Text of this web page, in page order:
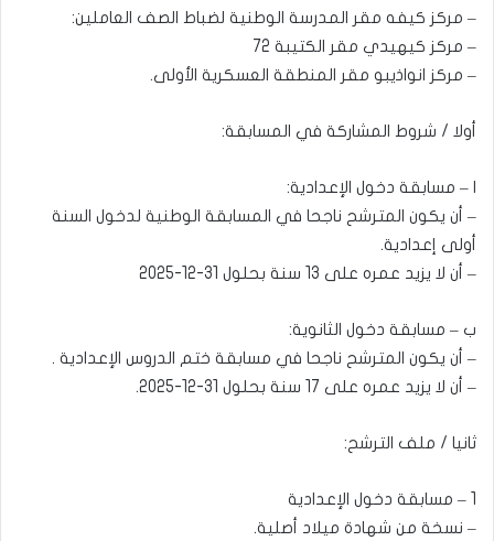
– مركز كيفه مقر المدرسة الوطنية لضباط الصف العاملين:
– مركز كيهيدي مقر الكتيبة 72
– مركز انواذيبو مقر المنطقة العسكرية الأولى.
أولا / شروط المشاركة في المسابقة:
ا – مسابقة دخول الإعدادية:
– أن يكون المترشح ناجحا في المسابقة الوطنية لدخول السنة
أولى إعدادية.
– أن لا يزيد عمره على 13 سنة بحلول 31-12-2025
ب – مسابقة دخول الثانوية:
– أن يكون المترشح ناجحا في مسابقة ختم الدروس الإعدادية .
– أن لا يزيد عمره على 17 سنة بحلول 31-12-2025.
ثانيا / ملف الترشح:
1 – مسابقة دخول الإعدادية
– نسخة من شهادة ميلاد أصلية.